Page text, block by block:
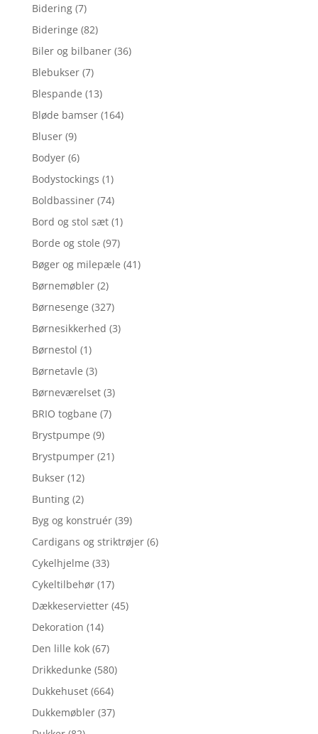
Bidering (7)
Bideringe (82)
Biler og bilbaner (36)
Blebukser (7)
Blespande (13)
Bløde bamser (164)
Bluser (9)
Bodyer (6)
Bodystockings (1)
Boldbassiner (74)
Bord og stol sæt (1)
Borde og stole (97)
Bøger og milepæle (41)
Børnemøbler (2)
Børnesenge (327)
Børnesikkerhed (3)
Børnestol (1)
Børnetavle (3)
Børneværelset (3)
BRIO togbane (7)
Brystpumpe (9)
Brystpumper (21)
Bukser (12)
Bunting (2)
Byg og konstruér (39)
Cardigans og striktrøjer (6)
Cykelhjelme (33)
Cykeltilbehør (17)
Dækkeservietter (45)
Dekoration (14)
Den lille kok (67)
Drikkedunke (580)
Dukkehuset (664)
Dukkemøbler (37)